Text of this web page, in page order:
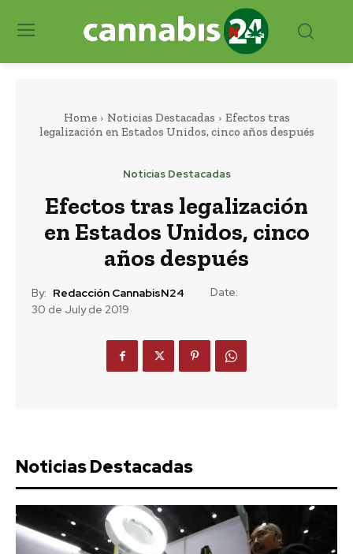
Home Noticias Destacadas
Efectos tras
legalización en Estados Unidos, cinco años después
Noticias Destacadas
Efectos tras legalización
en Estados Unidos, cinco
años después
By: Redacción CannabisN24
Date:
30 de July de 2019
Noticias Destacadas